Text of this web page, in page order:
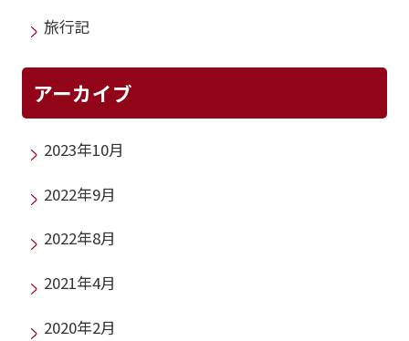
旅行記
アーカイブ
2023年10月
2022年9月
2022年8月
2021年4月
2020年2月